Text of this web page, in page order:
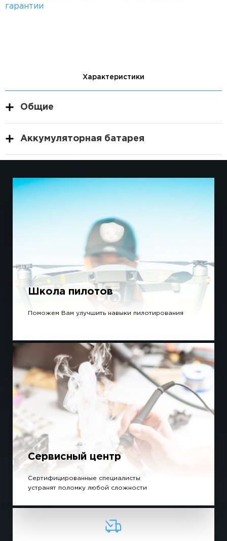
гарантии
Характеристики
Общие
Аккумуляторная батарея
Школа пилотов
Поможем Вам улучшить навыки пилотирования
Сервисный центр
Сертифицированные специалисты
устранят поломку любой сложности